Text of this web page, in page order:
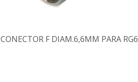
CONECTOR F DIAM.6,6MM PARA RG6